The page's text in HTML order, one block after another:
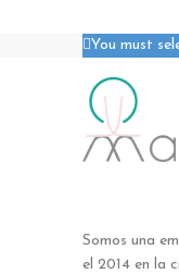
You must
Somos una
el 2014 en la